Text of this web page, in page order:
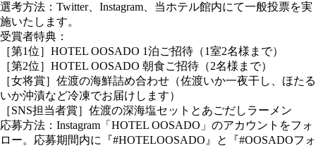
選考方法：Twitter、Instagram、当ホテル館内にて一般投票を実
施いたします。
受賞者特典：
［第1位］HOTEL OOSADO 1泊ご招待（1室2名様まで）
［第2位］HOTEL OOSADO 朝食ご招待（2名様まで）
［女将賞］佐渡の海鮮詰め合わせ（佐渡いか一夜干し、ほたる
いか沖漬など冷凍でお届けします）
［SNS担当者賞］佐渡の深海塩セットとあごだしラーメン
応募方法：Instagram「HOTEL OOSADO」のアカウントをフォ
ロー。応募期間内に『#HOTELOOSADO』と『#OOSADOフォ